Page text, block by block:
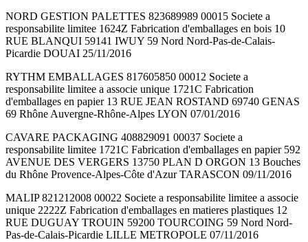
NORD GESTION PALETTES 823689989 00015 Societe a
responsabilite limitee 1624Z Fabrication d'emballages en bois 10
RUE BLANQUI 59141 IWUY 59 Nord Nord-Pas-de-Calais-
Picardie DOUAI 25/11/2016
RYTHM EMBALLAGES 817605850 00012 Societe a
responsabilite limitee a associe unique 1721C Fabrication
d'emballages en papier 13 RUE JEAN ROSTAND 69740 GENAS
69 Rhône Auvergne-Rhône-Alpes LYON 07/01/2016
CAVARE PACKAGING 408829091 00037 Societe a
responsabilite limitee 1721C Fabrication d'emballages en papier 592
AVENUE DES VERGERS 13750 PLAN D ORGON 13 Bouches
du Rhône Provence-Alpes-Côte d'Azur TARASCON 09/11/2016
MALIP 821212008 00022 Societe a responsabilite limitee a associe
unique 2222Z Fabrication d'emballages en matieres plastiques 12
RUE DUGUAY TROUIN 59200 TOURCOING 59 Nord Nord-
Pas-de-Calais-Picardie LILLE METROPOLE 07/11/2016